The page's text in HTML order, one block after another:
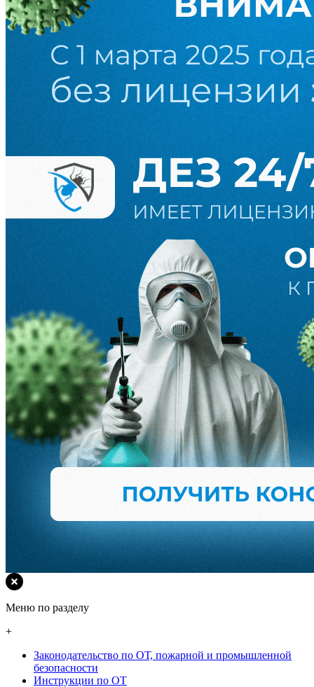
Меню по разделу
+
Законодательство по ОТ, пожарной и промышленной
безопасности
Инструкции по ОТ